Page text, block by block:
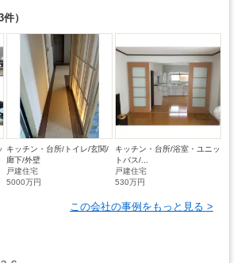
件）
キッチン・台所/トイレ/玄関/
廊下/外壁
戸建住宅
5000万円
キッチン・台所/浴室・ユニッ
トバス/...
戸建住宅
530万円
この会社の事例をもっと見る >